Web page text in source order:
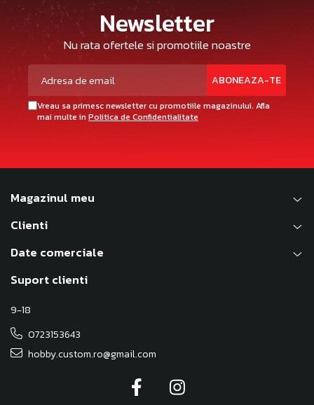
Newsletter
Nu rata ofertele si promotiile noastre
Vreau sa primesc newsletter cu promotiile magazinului. Afla
mai multe in Politica de Confidentialitate
Magazinul meu
Clienti
Date comerciale
Suport clienti
9-18
0723153643
hobby.custom.ro@gmail.com